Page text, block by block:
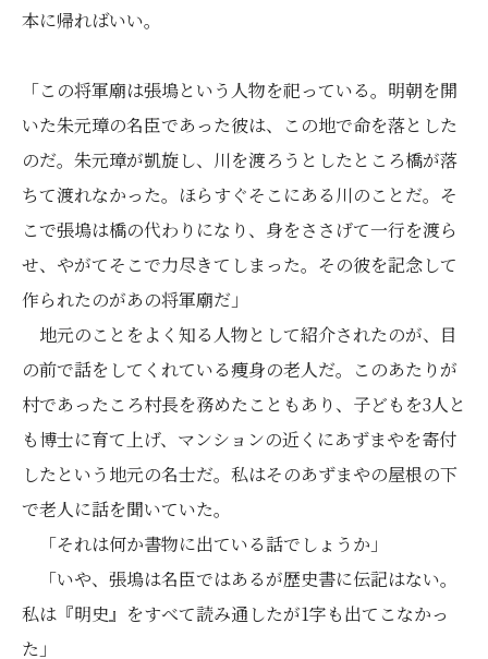
本に帰ればいい。
「この将軍廟は張塢という人物を祀っている。明朝を開
いた朱元璋の名臣であった彼は、この地で命を落とした
のだ。朱元璋が凱旋し、川を渡ろうとしたところ橋が落
ちて渡れなかった。ほらすぐそこにある川のことだ。そ
こで張塢は橋の代わりになり、身をささげて一行を渡ら
せ、やがてそこで力尽きてしまった。その彼を記念して
作られたのがあの将軍廟だ」
地元のことをよく知る人物として紹介されたのが、目
の前で話をしてくれている痩身の老人だ。このあたりが
村であったころ村長を務めたこともあり、子どもを3人と
も博士に育て上げ、マンションの近くにあずまやを寄付
したという地元の名士だ。私はそのあずまやの屋根の下
で老人に話を聞いていた。
「それは何か書物に出ている話でしょうか」
「いや、張塢は名臣ではあるが歴史書に伝記はない。
私は『明史』をすべて読み通したが1字も出てこなかっ
た」